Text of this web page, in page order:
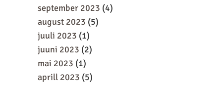
september 2023 (4)
august 2023 (5)
juuli 2023 (1)
juuni 2023 (2)
mai 2023 (1)
aprill 2023 (5)